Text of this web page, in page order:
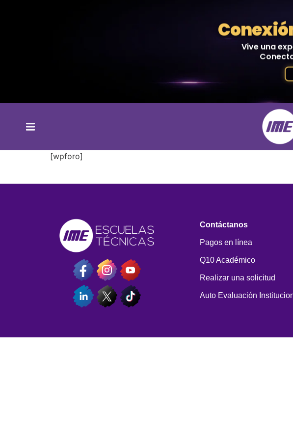
Vive una
[wpforo]
Contáctanos
Pagos en línea
Q10 Académico
Realizar una solicitud
Auto Evaluación